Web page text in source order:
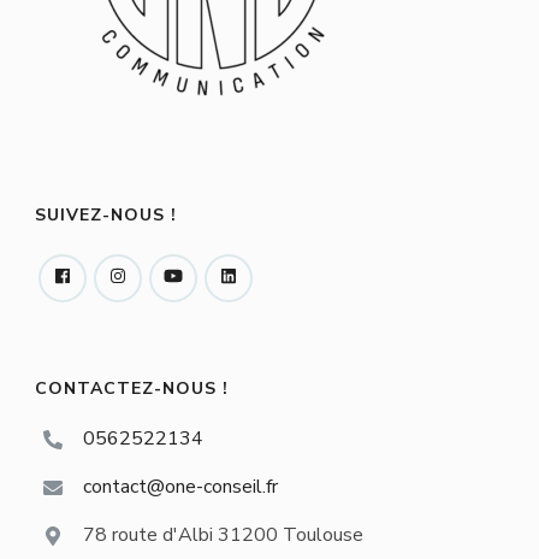
SUIVEZ-NOUS !
CONTACTEZ-NOUS !
0562522134
contact@one-conseil.fr
78 route d'Albi 31200 Toulouse